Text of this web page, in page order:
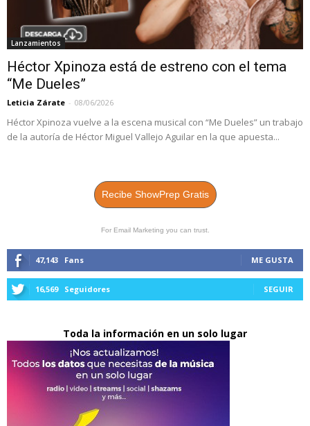
Lanzamientos
Héctor Xpinoza está de estreno con el tema
“Me Dueles”
Leticia Zárate - 08/06/2026
Héctor Xpinoza vuelve a la escena musical con “Me Dueles” un trabajo
de la autoría de Héctor Miguel Vallejo Aguilar en la que apuesta...
Recibe ShowPrep Gratis
For Email Marketing you can trust.
47,143 Fans ME GUSTA
16,569 Seguidores SEGUIR
Toda la información en un solo lugar